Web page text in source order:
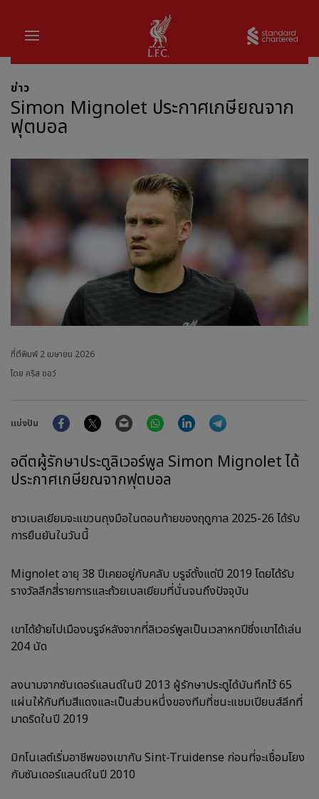
บ้าน
ข่าว
Simon Mignolet ประกาศเกษียณจาก
ฟุตบอล
ที่ตีพิมพ์ 2 เมษายน 2026
โดย คริส ชอว์
แบ่งปัน
FacebookTwitter Email WhatsAppLinkedIn
อดีตผู้รักษาประตูลิเวอร์พูล Simon Mignolet ได้
ประกาศเกษียณจากฟุตบอล
ชาวเบลเยียมจะแขวนถุงมือในตอนท้ายของฤดูกาล 2025-26 ได้รับ
การยืนยันในวันนี้
Mignolet อายุ 38 ปีเคยอยู่กับคลับ บรูจ์ตั้งแต่ปี 2019 โดยได้รับ
รางวัลลีกสี่รายการและถ้วยเบลเยียมที่นั่นจนถึงปัจจุบัน
เขาได้ย้ายไปเมืองบรูจ์หลังจากที่ลิเวอร์พูลเป็นเวลาหกปีซึ่งเขาได้เล่น
204 นัด
ลงนามจากซันเดอร์แลนด์ในปี 2013 ผู้รักษาประตูได้บันทึกไว้ 65
แผ่นให้กับทีมสีแดงและเป็นส่วนหนึ่งของทีมที่ชนะแชมเปียนส์ลีกที่
มาดริดในปี 2019
มิกโนเลต์เริ่มอาชีพของเขากับ Sint-Truidense ก่อนที่จะเชื่อมโยง
กับซันเดอร์แลนด์ในปี 2010